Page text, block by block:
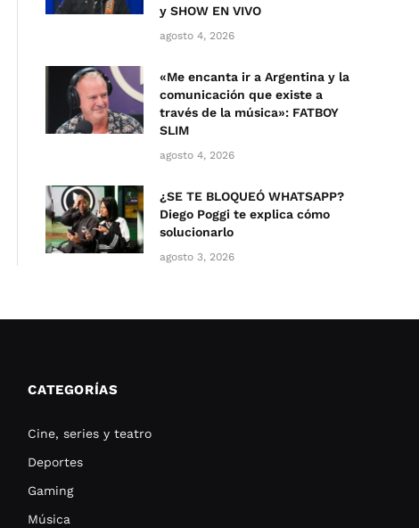
y SHOW EN VIVO
agosto 4, 2026
«Me encanta ir a Argentina y la
comunicación que existe a
través de la música»: FATBOY
SLIM
agosto 4, 2026
¿SE TE BLOQUEÓ WHATSAPP?
Diego Poggi te explica cómo
solucionarlo
agosto 3, 2026
CATEGORÍAS
Cine, series y teatro
Deportes
Gaming
Música